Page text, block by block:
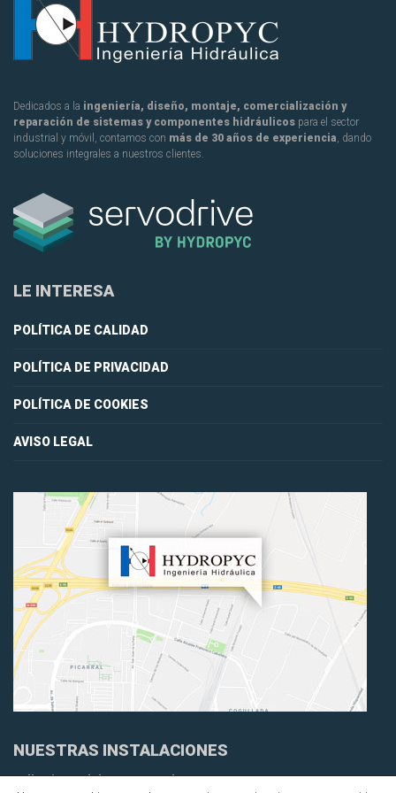
Dedicados a la ingeniería, diseño, montaje, comercialización y
reparación de sistemas y componentes hidráulicos para el sector
industrial y móvil, contamos con más de 30 años de experiencia, dando
soluciones integrales a nuestros clientes.
LE INTERESA
POLÍTICA DE CALIDAD
POLÍTICA DE PRIVACIDAD
POLÍTICA DE COOKIES
AVISO LEGAL
NUESTRAS INSTALACIONES
Calle Virgen del Buen Acuerdo 54